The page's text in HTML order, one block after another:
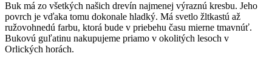
Buk má zo všetkých našich drevín najmenej výraznú kresbu. Jeho
povrch je vďaka tomu dokonale hladký. Má svetlo žltkastú až
ružovohnedú farbu, ktorá bude v priebehu času mierne tmavnúť.
Bukovú guľatinu nakupujeme priamo v okolitých lesoch v
Orlických horách.